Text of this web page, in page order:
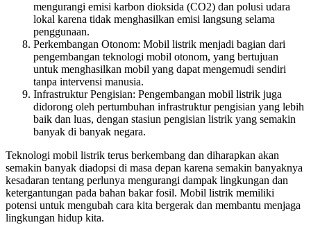
mengurangi emisi karbon dioksida (CO2) dan polusi udara
lokal karena tidak menghasilkan emisi langsung selama
penggunaan.
Perkembangan Otonom: Mobil listrik menjadi bagian dari
pengembangan teknologi mobil otonom, yang bertujuan
untuk menghasilkan mobil yang dapat mengemudi sendiri
tanpa intervensi manusia.
Infrastruktur Pengisian: Pengembangan mobil listrik juga
didorong oleh pertumbuhan infrastruktur pengisian yang lebih
baik dan luas, dengan stasiun pengisian listrik yang semakin
banyak di banyak negara.
Teknologi mobil listrik terus berkembang dan diharapkan akan
semakin banyak diadopsi di masa depan karena semakin banyaknya
kesadaran tentang perlunya mengurangi dampak lingkungan dan
ketergantungan pada bahan bakar fosil. Mobil listrik memiliki
potensi untuk mengubah cara kita bergerak dan membantu menjaga
lingkungan hidup kita.